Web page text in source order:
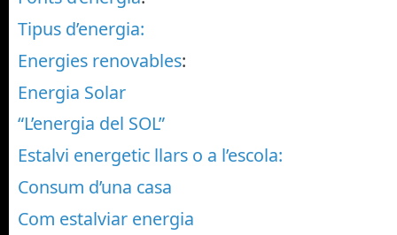
Tipus d’energia:
Energies renovables:
Energia Solar
“L’energia del SOL”
Estalvi energetic llars o a l’escola:
Consum d’una casa
Com estalviar energia